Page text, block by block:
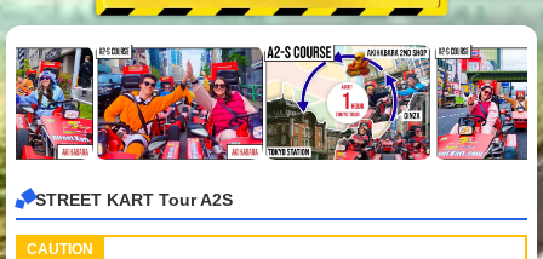
STREET KART Tour A2S
CAUTION